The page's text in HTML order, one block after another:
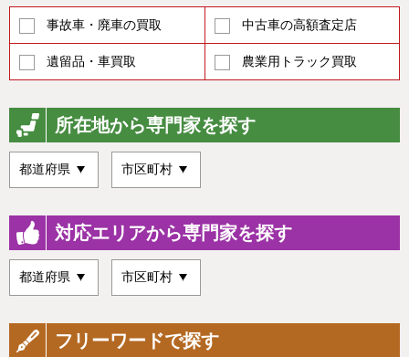
事故車・廃車の買取 中古車の高額査定店
遺留品・車買取 農業用トラック買取
所在地から専門家を探す
対応エリアから専門家を探す
フリーワードで探す